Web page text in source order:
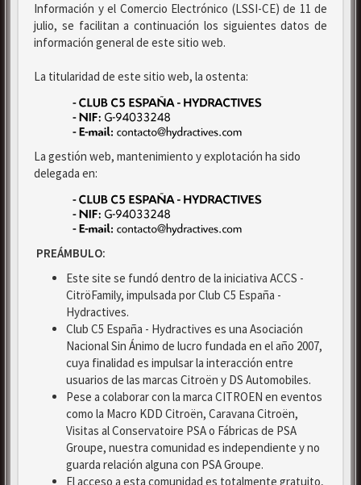
Información y el Comercio Electrónico (LSSI-CE) de 11 de
julio, se facilitan a continuación los siguientes datos de
información general de este sitio web.
La titularidad de este sitio web, la ostenta:
La gestión web, mantenimiento y explotación ha sido
delegada en:
PREÁMBULO:
Este site se fundó dentro de la iniciativa ACCS -
CitröFamily, impulsada por Club C5 España -
Hydractives.
Club C5 España - Hydractives es una Asociación
Nacional Sin Ánimo de lucro fundada en el año 2007,
cuya finalidad es impulsar la interacción entre
usuarios de las marcas Citroën y DS Automobiles.
Pese a colaborar con la marca CITROEN en eventos
como la Macro KDD Citroën, Caravana Citroën,
Visitas al Conservatoire PSA o Fábricas de PSA
Groupe, nuestra comunidad es independiente y no
guarda relación alguna con PSA Groupe.
El acceso a esta comunidad es totalmente gratuito,